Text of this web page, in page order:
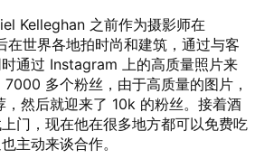
Kelleghan 之前作为摄影师在
世界各地拍时尚和建筑，通过与客
通过 Instagram 上的高质量照片来
多个粉丝，由于高质量的图片，
然后就迎来了 10k 的粉丝。接着酒
门，现在他在很多地方都可以免费吃
主动来谈合作。